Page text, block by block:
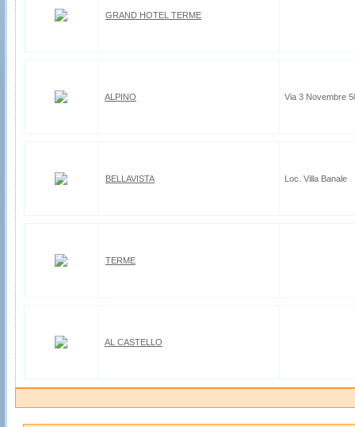
GRAND HOTEL TERME
ALPINO Via 3 Novembre
BELLAVISTA Loc. Villa Banale
TERME
AL CASTELLO